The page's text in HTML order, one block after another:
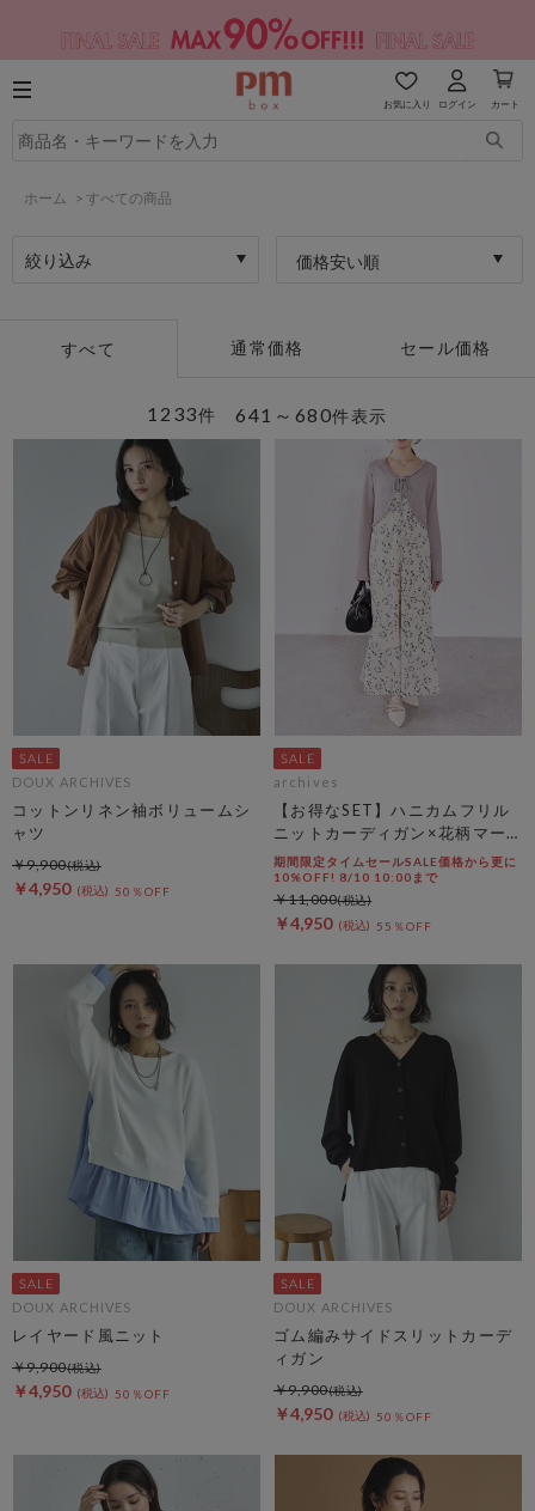
お気に入り ログイン カート
ホーム > すべての商品
絞り込み 価格安い順
すべて 通常価格 セール価格
641～680件表示
1233件
DOUX ARCHIVES
コットンリネン袖ボリュームシ
ャツ
￥4,950 50％OFF
￥9,900
archives
【お得なSET】ハニカムフリル
ニットカーディガン×花柄マー
メイドキャミｏｐＳＥＴ
期間限定タイムセールSALE価格から更に
10%OFF! 8/10 10:00まで
￥4,950 55％OFF
￥11,000
DOUX ARCHIVES
レイヤード風ニット
￥4,950 50％OFF
￥9,900
DOUX ARCHIVES
ゴム編みサイドスリットカーデ
ィガン
￥4,950 50％OFF
￥9,900